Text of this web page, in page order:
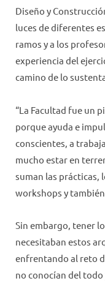
Diseño y
luces de diferentes
ramos y a los
experiencia del
camino de lo
“La Facultad fue un
porque ayuda e
conscientes, a
mucho estar en
suman las prácticas,
workshops y
Sin embargo, tener
necesitaban estos
enfrentando al reto
no conocían del